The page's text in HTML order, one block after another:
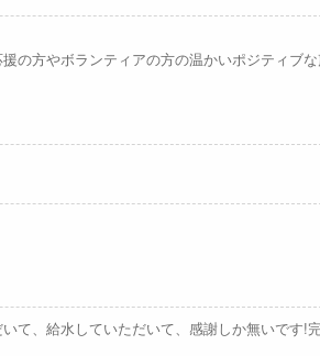
の方やボランティアの方の温かいポジティブな
て、給水していただいて、感謝しか無いです!